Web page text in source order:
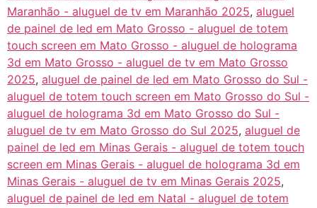
Maranhão - aluguel de tv em Maranhão 2025, aluguel
de painel de led em Mato Grosso - aluguel de totem
touch screen em Mato Grosso - aluguel de holograma
3d em Mato Grosso - aluguel de tv em Mato Grosso
2025, aluguel de painel de led em Mato Grosso do Sul -
aluguel de totem touch screen em Mato Grosso do Sul -
aluguel de holograma 3d em Mato Grosso do Sul -
aluguel de tv em Mato Grosso do Sul 2025, aluguel de
painel de led em Minas Gerais - aluguel de totem touch
screen em Minas Gerais - aluguel de holograma 3d em
Minas Gerais - aluguel de tv em Minas Gerais 2025,
aluguel de painel de led em Natal - aluguel de totem